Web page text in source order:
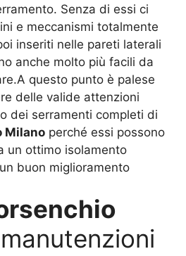
Senza di essi ci
e meccanismi totalmente
inseriti nelle pareti laterali
anche molto più facili da
questo punto è palese
delle valide attenzioni
dei serramenti completi di
Milano perché essi possono
un ottimo isolamento
buon miglioramento